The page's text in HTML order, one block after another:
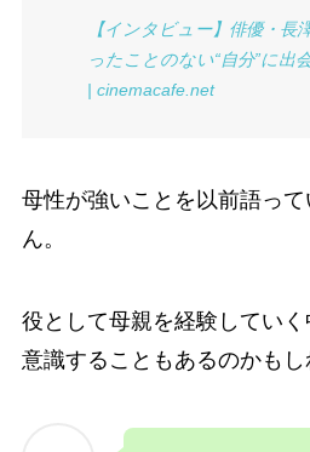
【インタビュー】俳優・長
ったことのない“自分”に出
| cinemacafe.net
母性が強いことを以前語っ
ん。
役として母親を経験してい
意識することもあるのかもし